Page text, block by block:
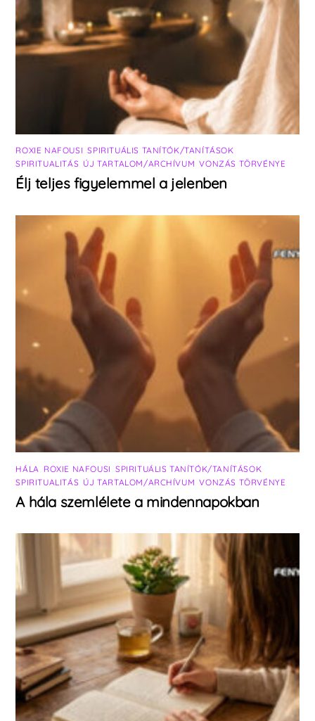
ROXIE NAFOUSI ,SPIRITUÁLIS TANÍTÓK/TANÍTÁSOK
SPIRITUALITÁS ÚJ TARTALOM/ARCHÍVUM ,VONZÁS TÖRVÉNYE
Élj teljes figyelemmel a jelenben
HÁLA ROXIE NAFOUSI SPIRITUÁLIS TANÍTÓK/TANÍTÁSOK
SPIRITUALITÁS ÚJ TARTALOM/ARCHÍVUM ,VONZÁS TÖRVÉNYE
A hála szemlélete a mindennapokban